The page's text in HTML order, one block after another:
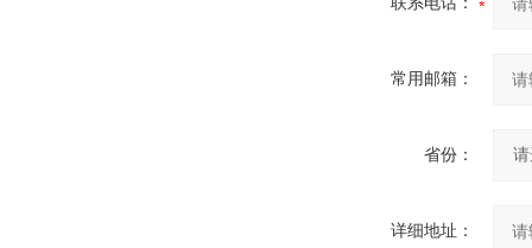
常用邮箱：
省份：
详细地址：